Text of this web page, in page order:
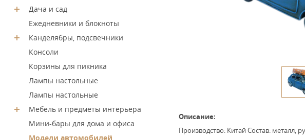
Дача и сад
Ежедневники и блокноты
Канделябры, подсвечники
Консоли
Корзины для пикника
Лампы настольные
Лампы настольные
Мебель и предметы интерьера
Мини-бары для дома и офиса
Модели автомобилей
Описание:
Производство: Китай Состав: металл,